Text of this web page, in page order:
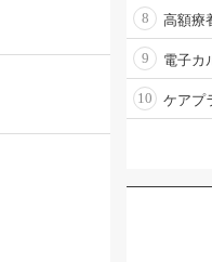
8 高額療
9 電子カ
10 ケアプ